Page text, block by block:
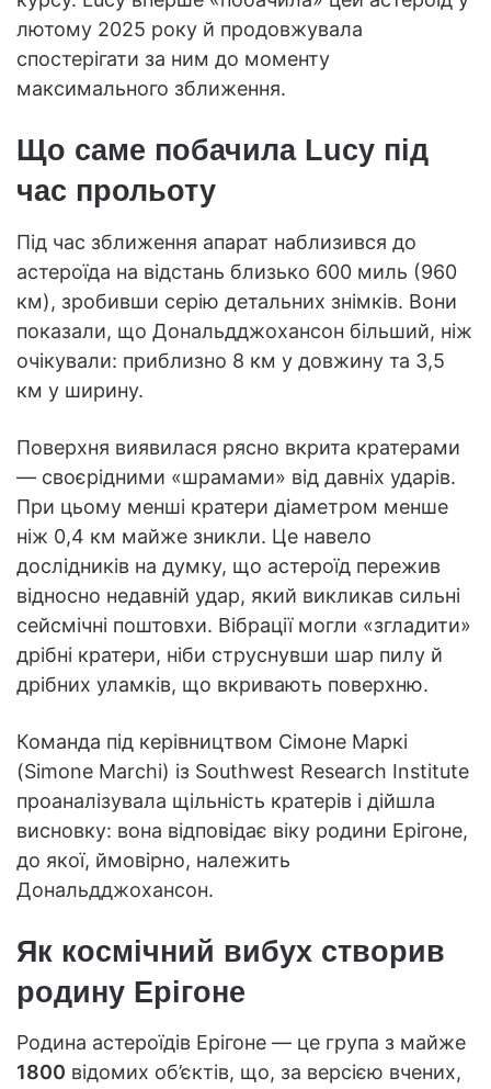
лютому 2025 року й продовжувала
спостерігати за ним до моменту
максимального зближення.
Що саме побачила Lucy під
час прольоту
Під час зближення апарат наблизився до
астероїда на відстань близько 600 миль (960
км), зробивши серію детальних знімків. Вони
показали, що Дональдджохансон більший, ніж
очікували: приблизно 8 км у довжину та 3,5
км у ширину.
Поверхня виявилася рясно вкрита кратерами
— своєрідними «шрамами» від давніх ударів.
При цьому менші кратери діаметром менше
ніж 0,4 км майже зникли. Це навело
дослідників на думку, що астероїд пережив
відносно недавній удар, який викликав сильні
сейсмічні поштовхи. Вібрації могли «згладити»
дрібні кратери, ніби струснувши шар пилу й
дрібних уламків, що вкривають поверхню.
Команда під керівництвом Сімоне Маркі
(Simone Marchi) із Southwest Research Institute
проаналізувала щільність кратерів і дійшла
висновку: вона відповідає віку родини Ерігоне,
до якої, ймовірно, належить
Дональдджохансон.
Як космічний вибух створив
родину Ерігоне
Родина астероїдів Ерігоне — це група з майже
1800 відомих об’єктів, що, за версією вчених,